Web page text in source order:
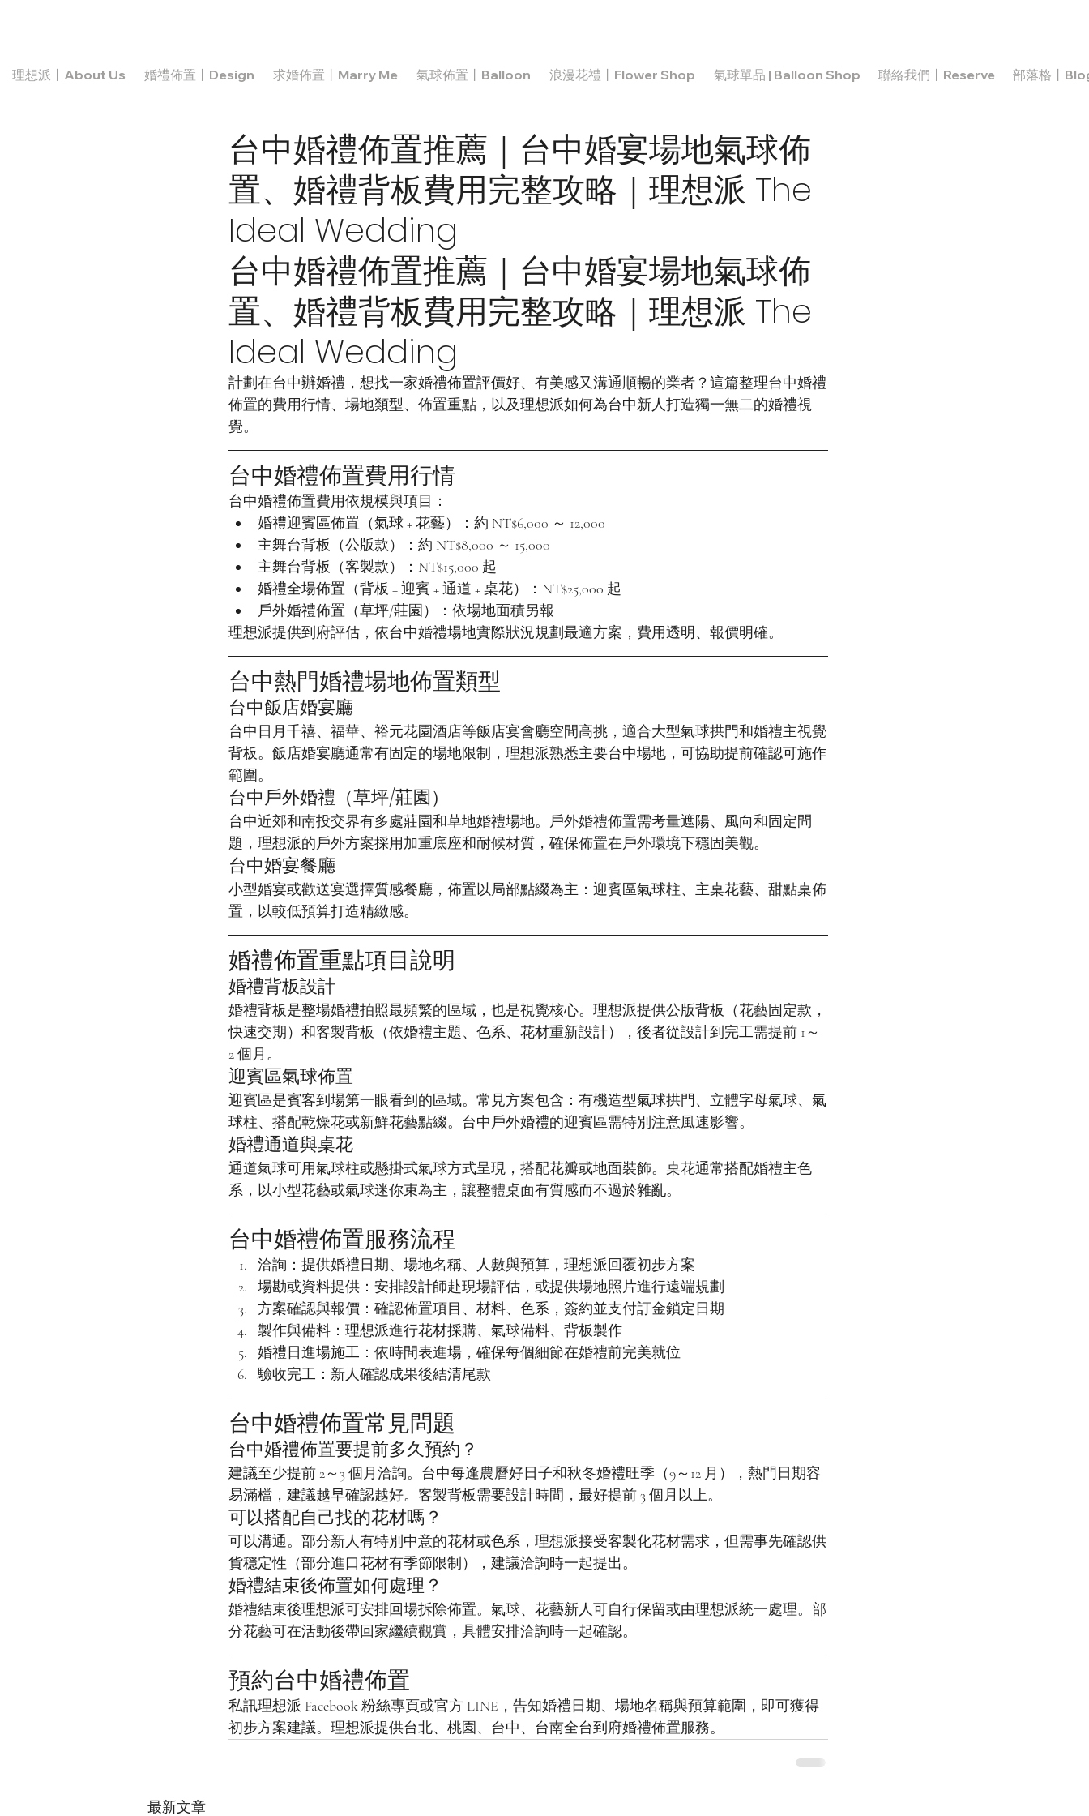
理想派丨About Us 婚禮佈置丨Design 求婚佈置丨Marry Me 氣球佈置丨Balloon 浪漫花禮丨Flower Shop 氣球單品 | Balloon Shop 聯絡我們丨Reserve 部落格丨
台中婚禮佈置推薦｜台中婚宴場地氣球佈
置、婚禮背板費用完整攻略｜理想派 The
Ideal Wedding
台中婚禮佈置推薦｜台中婚宴場地氣球佈
置、婚禮背板費用完整攻略｜理想派 The
Ideal Wedding
計劃在台中辦婚禮，想找一家婚禮佈置評價好、有美感又溝通順暢的業者？這篇整理台中婚禮
佈置的費用行情、場地類型、佈置重點，以及理想派如何為台中新人打造獨一無二的婚禮視
覺。
台中婚禮佈置費用行情
台中婚禮佈置費用依規模與項目：
婚禮迎賓區佈置（氣球 + 花藝）：約 NT$6,000 ～ 12,000
主舞台背板（公版款）：約 NT$8,000 ～ 15,000
主舞台背板（客製款）：NT$15,000 起
婚禮全場佈置（背板 + 迎賓 + 通道 + 桌花）：NT$25,000 起
戶外婚禮佈置（草坪/莊園）：依場地面積另報
理想派提供到府評估，依台中婚禮場地實際狀況規劃最適方案，費用透明、報價明確。
台中熱門婚禮場地佈置類型
台中飯店婚宴廳
台中日月千禧、福華、裕元花園酒店等飯店宴會廳空間高挑，適合大型氣球拱門和婚禮主視覺
背板。飯店婚宴廳通常有固定的場地限制，理想派熟悉主要台中場地，可協助提前確認可施作
範圍。
台中戶外婚禮（草坪/莊園）
台中近郊和南投交界有多處莊園和草地婚禮場地。戶外婚禮佈置需考量遮陽、風向和固定問
題，理想派的戶外方案採用加重底座和耐候材質，確保佈置在戶外環境下穩固美觀。
台中婚宴餐廳
小型婚宴或歡送宴選擇質感餐廳，佈置以局部點綴為主：迎賓區氣球柱、主桌花藝、甜點桌佈
置，以較低預算打造精緻感。
婚禮佈置重點項目說明
婚禮背板設計
婚禮背板是整場婚禮拍照最頻繁的區域，也是視覺核心。理想派提供公版背板（花藝固定款，
快速交期）和客製背板（依婚禮主題、色系、花材重新設計），後者從設計到完工需提前 1～
2 個月。
迎賓區氣球佈置
迎賓區是賓客到場第一眼看到的區域。常見方案包含：有機造型氣球拱門、立體字母氣球、氣
球柱、搭配乾燥花或新鮮花藝點綴。台中戶外婚禮的迎賓區需特別注意風速影響。
婚禮通道與桌花
通道氣球可用氣球柱或懸掛式氣球方式呈現，搭配花瓣或地面裝飾。桌花通常搭配婚禮主色
系，以小型花藝或氣球迷你束為主，讓整體桌面有質感而不過於雜亂。
台中婚禮佈置服務流程
洽詢：提供婚禮日期、場地名稱、人數與預算，理想派回覆初步方案
場勘或資料提供：安排設計師赴現場評估，或提供場地照片進行遠端規劃
方案確認與報價：確認佈置項目、材料、色系，簽約並支付訂金鎖定日期
製作與備料：理想派進行花材採購、氣球備料、背板製作
婚禮日進場施工：依時間表進場，確保每個細節在婚禮前完美就位
驗收完工：新人確認成果後結清尾款
台中婚禮佈置常見問題
台中婚禮佈置要提前多久預約？
建議至少提前 2～3 個月洽詢。台中每逢農曆好日子和秋冬婚禮旺季（9～12 月），熱門日期容
易滿檔，建議越早確認越好。客製背板需要設計時間，最好提前 3 個月以上。
可以搭配自己找的花材嗎？
可以溝通。部分新人有特別中意的花材或色系，理想派接受客製化花材需求，但需事先確認供
貨穩定性（部分進口花材有季節限制），建議洽詢時一起提出。
婚禮結束後佈置如何處理？
婚禮結束後理想派可安排回場拆除佈置。氣球、花藝新人可自行保留或由理想派統一處理。部
分花藝可在活動後帶回家繼續觀賞，具體安排洽詢時一起確認。
預約台中婚禮佈置
私訊理想派 Facebook 粉絲專頁或官方 LINE，告知婚禮日期、場地名稱與預算範圍，即可獲得
初步方案建議。理想派提供台北、桃園、台中、台南全台到府婚禮佈置服務。
最新文章